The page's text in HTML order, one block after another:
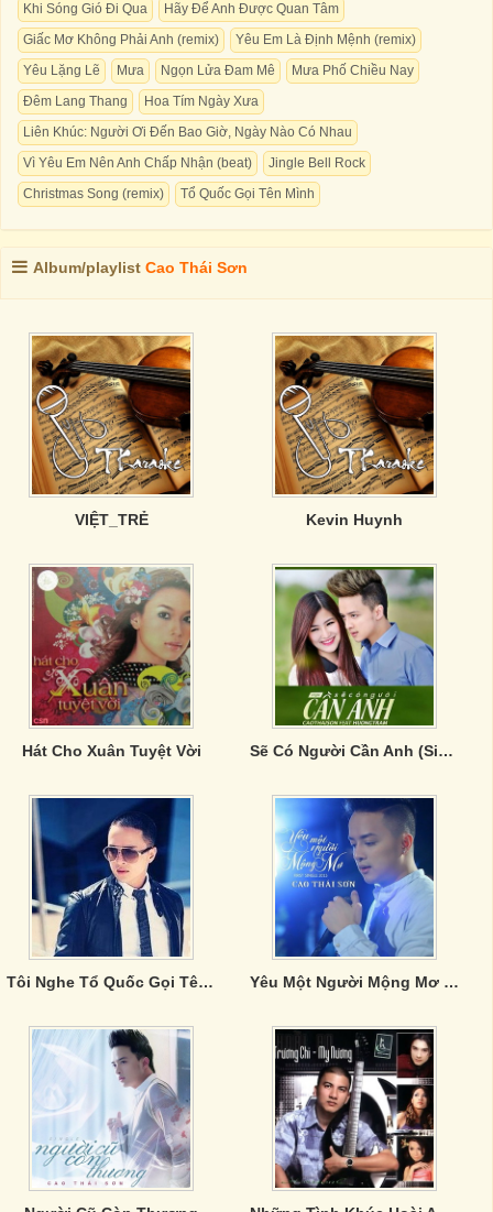
Khi Sóng Gió Đi Qua
Hãy Để Anh Được Quan Tâm
Giấc Mơ Không Phải Anh (remix)
Yêu Em Là Định Mệnh (remix)
Yêu Lặng Lẽ
Mưa Ngọn Lửa Đam Mê
Mưa Phố Chiều Nay
Đêm Lang Thang
Hoa Tím Ngày Xưa
Liên Khúc: Người Ơi Đến Bao Giờ, Ngày Nào Có Nhau
Vì Yêu Em Nên Anh Chấp Nhận (beat)
Jingle Bell Rock
Christmas Song (remix)
Tổ Quốc Gọi Tên Mình
Album/playlist Cao Thái Sơn
VIỆT_TRẺ Kevin Huynh
Hát Cho Xuân Tuyệt Vời Sẽ Có Người Cần Anh (Single)
Tôi Nghe Tổ Quốc Gọi Tên Mình Yêu Một Người Mộng Mơ (Single)